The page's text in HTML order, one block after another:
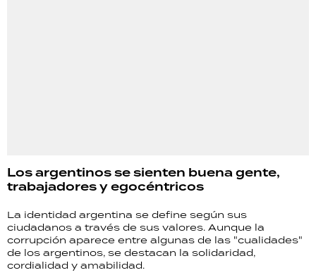
Los argentinos se sienten buena gente,
trabajadores y egocéntricos
La identidad argentina se define según sus
ciudadanos a través de sus valores. Aunque la
corrupción aparece entre algunas de las "cualidades"
de los argentinos, se destacan la solidaridad,
cordialidad y amabilidad.